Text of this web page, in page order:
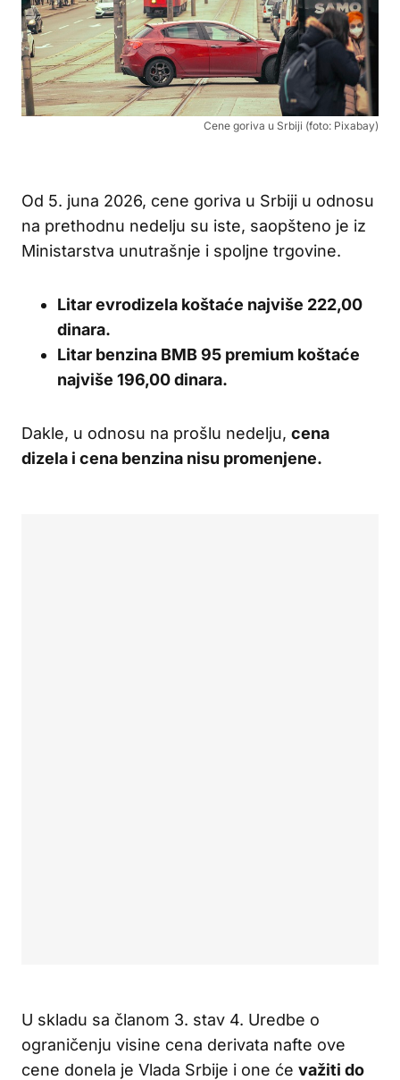
Cene goriva u Srbiji (foto: Pixabay)
Od 5. juna 2026, cene goriva u Srbiji u odnosu
na prethodnu nedelju su iste, saopšteno je iz
Ministarstva unutrašnje i spoljne trgovine.
Litar evrodizela koštaće najviše 222,00
dinara.
Litar benzina BMB 95 premium koštaće
najviše 196,00 dinara.
Dakle, u odnosu na prošlu nedelju, cena
dizela i cena benzina nisu promenjene.
U skladu sa članom 3. stav 4. Uredbe o
ograničenju visine cena derivata nafte ove
cene donela je Vlada Srbije i one će važiti do